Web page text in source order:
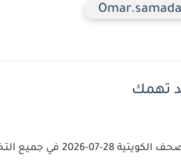
Omar.samada
تهمك
في جميع التخصصات للاجانب والمواطنين